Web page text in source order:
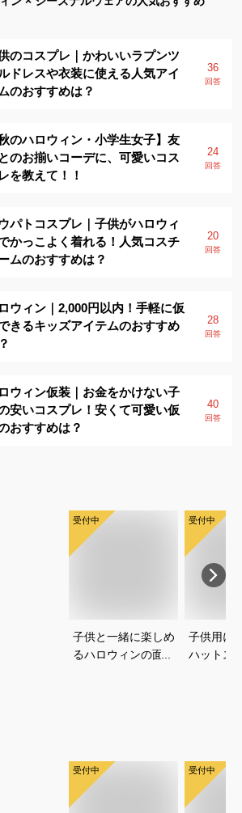
のコスプレ｜かわいいラプンツ
ドレスや衣装に使える人気アイ
のおすすめは？
36
回答
秋のハロウィン・小学生女子】友
のお揃いコーデに、可愛いコス
を教えて！！
24
回答
パトコスプレ｜子供がハロウィ
かっこよく着れる！人気コスチ
ムのおすすめは？
20
回答
ウィン｜2,000円以内！手軽に仮
きるキッズアイテムのおすすめ
28
回答
ウィン仮装｜お金をかけない子
安いコスプレ！安くて可愛い仮
おすすめは？
40
回答
受付中
子供と一緒に楽しめ
るハロウィンの面白
受付中
子供用に
ハットス
受付中 受付中